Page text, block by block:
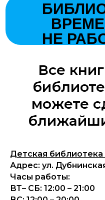
НЕ
Все
можете
Детская
Адрес: ул.
Часы работы:
ВТ– СБ: 12:00 – 21:00